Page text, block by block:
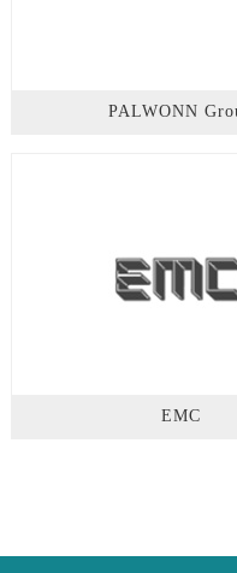
PALWONN
EMC